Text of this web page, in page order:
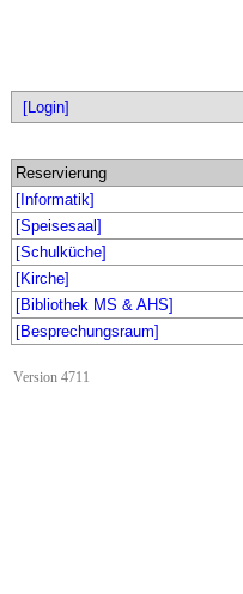
[Login]
Reservierung
[Informatik]
[Speisesaal]
[Schulküche]
[Kirche]
[Bibliothek MS & AHS]
[Besprechungsraum]
Version 4711